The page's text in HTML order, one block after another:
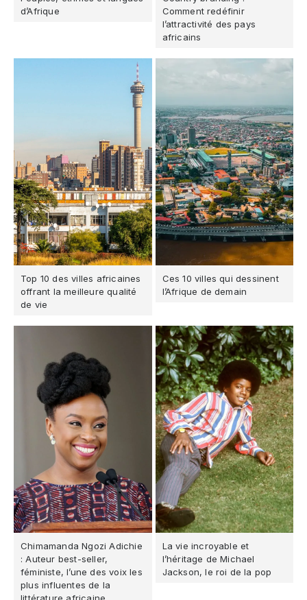
d’Afrique
Comment redéfinir
l’attractivité des pays
africains
Top 10 des villes africaines
offrant la meilleure qualité
de vie
Ces 10 villes qui dessinent
l’Afrique de demain
Chimamanda Ngozi Adichie
: Auteur best-seller,
féministe, l’une des voix les
plus influentes de la
La vie incroyable et
l’héritage de Michael
Jackson, le roi de la pop